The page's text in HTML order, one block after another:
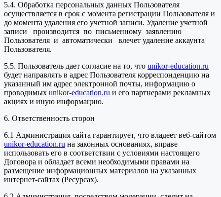
5.4. Обработка персональных данных Пользователя
осуществляется в срок с момента регистрации Пользователя и
до момента удаления его учетной записи. Удаление учетной
записи производится по письменному заявлению
Пользователя и автоматически влечет удаление аккаунта
Пользователя.
5.5. Пользователь дает согласие на то, что unikor-education.ru
будет направлять в адрес Пользователя корреспонденцию на
указанный им адрес электронной почты, информацию о
проводимых unikor-education.ru и его партнерами рекламных
акциях и иную информацию.
6. Ответственность сторон
6.1 Администрация сайта гарантирует, что владеет веб-сайтом
unikor-education.ru на законных основаниях, вправе
использовать его в соответствии с условиями настоящего
Договора и обладает всеми необходимыми правами на
размещение информационных материалов на указанных
интернет-сайтах (Ресурсах).